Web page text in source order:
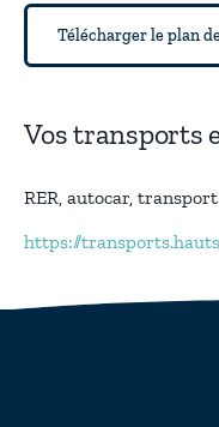
Télécharger le plan
Vos transports
RER, autocar, transport
https://